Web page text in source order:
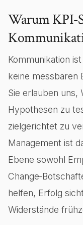
Warum
Kommunikation
keine messbaren
Sie erlauben uns,
Hypothesen zu
zielgerichtet zu
Management ist
Ebene sowohl
helfen, Erfolg
Widerstände